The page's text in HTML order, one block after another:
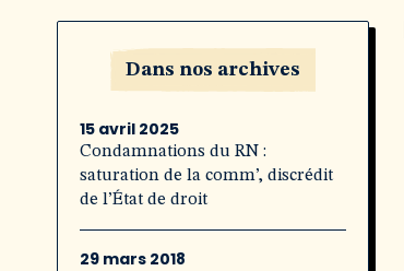
Dans nos archives
15 avril 2025
Condamnations du RN :
saturation de la comm’, discrédit
de l’État de droit
29 mars 2018